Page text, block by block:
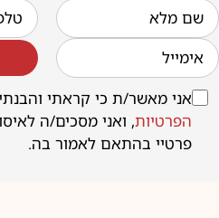
אני מאשר/ת כי קראתי
הפרטיות, ואני מסכים/ה
פרטיי בהתאם לאמור בה.